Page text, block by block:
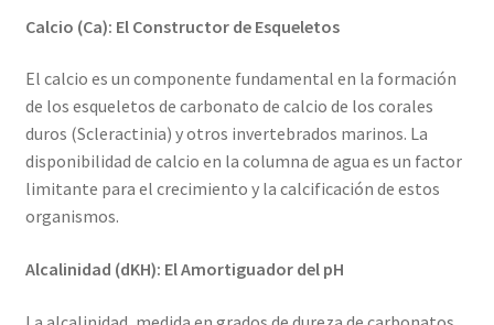
Calcio (Ca): El Constructor de Esqueletos
El calcio es un componente fundamental en la formación
de los esqueletos de carbonato de calcio de los corales
duros (Scleractinia) y otros invertebrados marinos. La
disponibilidad de calcio en la columna de agua es un factor
limitante para el crecimiento y la calcificación de estos
organismos.
Alcalinidad (dKH): El Amortiguador del pH